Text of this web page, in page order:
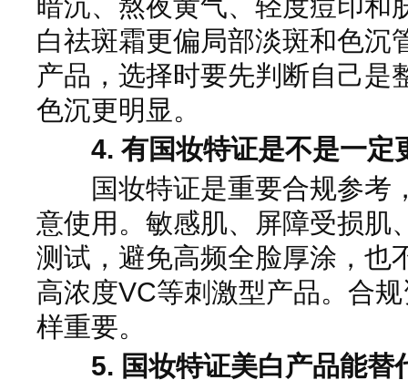
白祛斑霜更偏局部淡斑和色沉
产品，选择时要先判断自己是
色沉更明显。
4. 有国妆特证是不是一定
国妆特证是重要合规参考
意使用。敏感肌、屏障受损肌
测试，避免高频全脸厚涂，也
高浓度VC等刺激型产品。合
样重要。
5. 国妆特证美白产品能替